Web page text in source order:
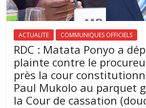
ACTUALITE COMMUNIQUES OFFICIELS
RDC : Matata Ponyo a
plainte contre le
près la cour
Paul Mukolo au parquet
la Cour de cassation